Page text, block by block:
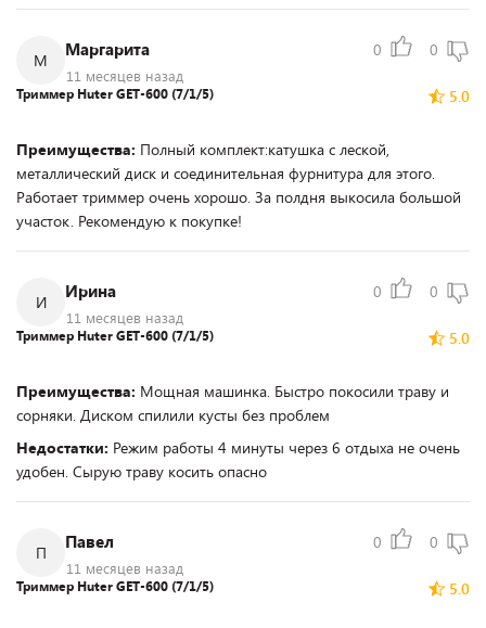
М
Маргарита
11 месяцев назад
0 0
5.0
Триммер Huter GET-600 (7/1/5)
Преимущества: Полный комплект:катушка с леской,
металлический диск и соединительная фурнитура для этого.
Работает триммер очень хорошо. За полдня выкосила большой
участок. Рекомендую к покупке!
И
Ирина
11 месяцев назад
0 0
5.0
Триммер Huter GET-600 (7/1/5)
Преимущества: Мощная машинка. Быстро покосили траву и
сорняки. Диском спилили кусты без проблем
Недостатки: Режим работы 4 минуты через 6 отдыха не очень
удобен. Сырую траву косить опасно
П
Павел
11 месяцев назад
0 0
5.0
Триммер Huter GET-600 (7/1/5)